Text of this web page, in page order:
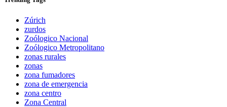
Zúrich
zurdos
Zoólogico Nacional
Zoólogico Metropolitano
zonas rurales
zonas
zona fumadores
zona de emergencia
zona centro
Zona Central